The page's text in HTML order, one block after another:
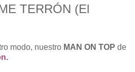
TERRÓN (El
modo, nuestro MAN ON TOP de